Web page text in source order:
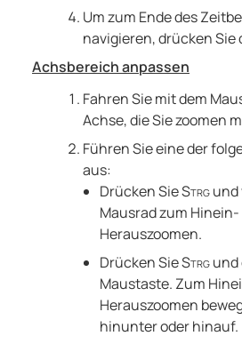
Um zum Ende des
navigieren, drücken Sie
Achsbereich anpassen
Fahren Sie mit dem
Achse, die Sie zoomen
Führen Sie eine der
aus:
Drücken SieStrgund
Mausrad zum
Herauszoomen.
Drücken SieStrgund
Maustaste. Zum
Herauszoomen
hinunter oder hinauf.